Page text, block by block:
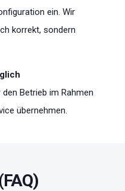
ein. Wir
korrekt, sondern
Betrieb im Rahmen
übernehmen.